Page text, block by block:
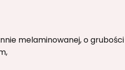
melaminowanej, o